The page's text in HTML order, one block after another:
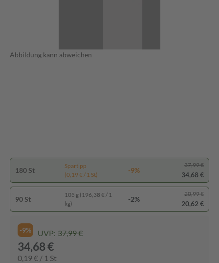
Abbildung kann abweichen
180 St
Spartipp
(0,19 € / 1 St)
-9%
37,99 €
34,68 €
90 St
105 g (196,38 € / 1
kg)
-2%
20,99 €
20,62 €
-9% UVP: 37,99 €
34,68 €
0,19 € / 1 St